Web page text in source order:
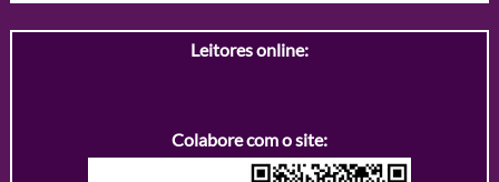
Leitores online:
Colabore com o site: